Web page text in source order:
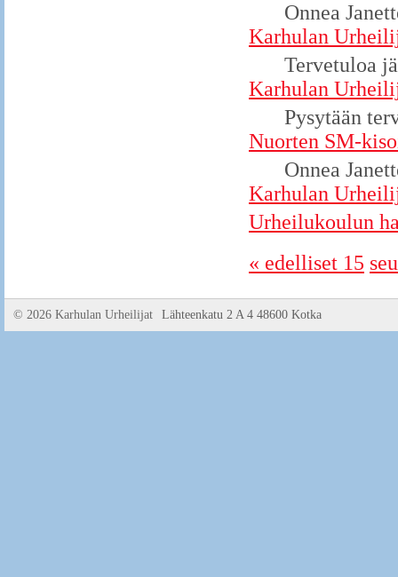
Onnea
Karhulan
Tervetuloa
Karhulan
Pysytään
Nuorten SM-
Onnea
Karhulan
Urheilukoulun
« edelliset 15
© 2026 Karhulan Urheilijat Lähteenkatu 2 A 4 48600 Kotka